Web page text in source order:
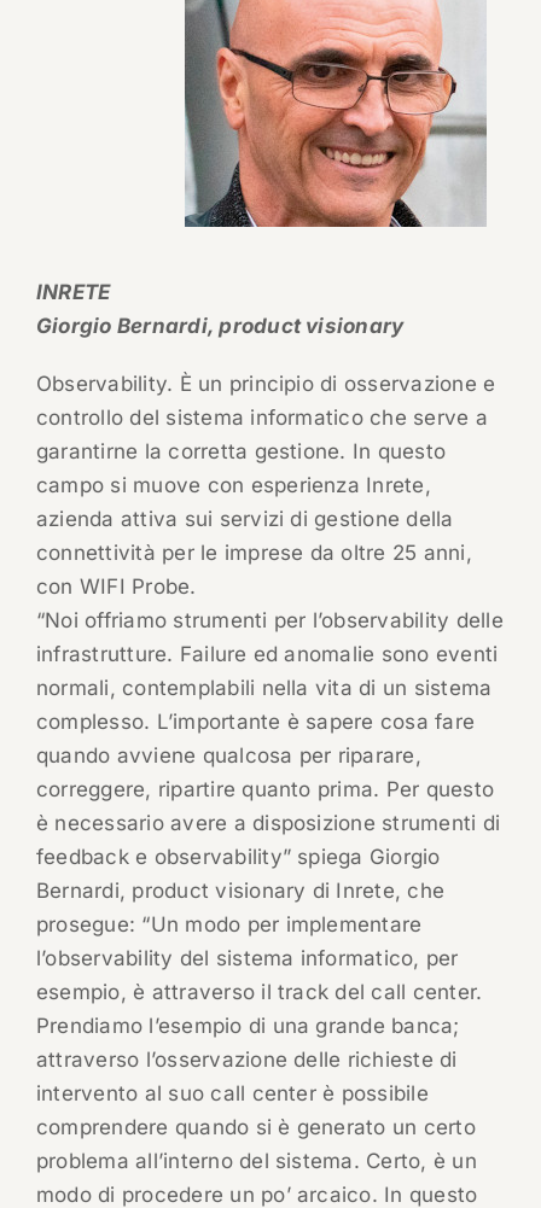
INRETE
Giorgio Bernardi, product visionary
Observability. È un principio di osservazione e
controllo del sistema informatico che serve a
garantirne la corretta gestione. In questo
campo si muove con esperienza Inrete,
azienda attiva sui servizi di gestione della
connettività per le imprese da oltre 25 anni,
con WIFI Probe.
“Noi offriamo strumenti per l’observability delle
infrastrutture. Failure ed anomalie sono eventi
normali, contemplabili nella vita di un sistema
complesso. L’importante è sapere cosa fare
quando avviene qualcosa per riparare,
correggere, ripartire quanto prima. Per questo
è necessario avere a disposizione strumenti di
feedback e observability” spiega Giorgio
Bernardi, product visionary di Inrete, che
prosegue: “Un modo per implementare
l’observability del sistema informatico, per
esempio, è attraverso il track del call center.
Prendiamo l’esempio di una grande banca;
attraverso l’osservazione delle richieste di
intervento al suo call center è possibile
comprendere quando si è generato un certo
problema all’interno del sistema. Certo, è un
modo di procedere un po’ arcaico. In questo